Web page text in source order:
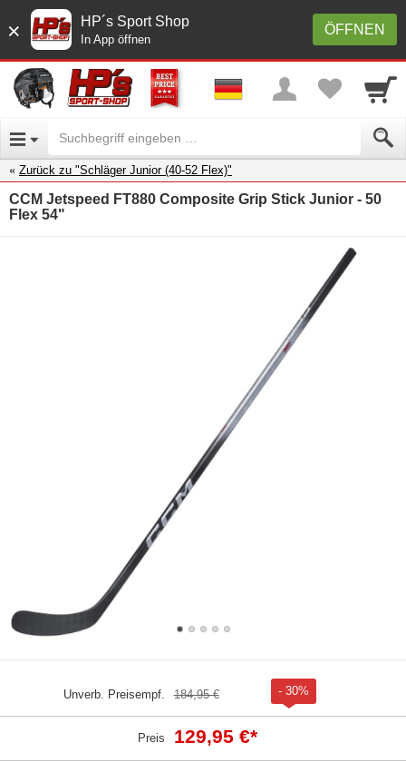
× ÖFFNEN
HP´s Sport Shop
In App öffnen
Zurück zu "Schläger Junior (40-52 Flex)"
CCM Jetspeed FT880 Composite Grip Stick Junior - 50
Flex 54"
Unverb. Preisempf. 184,95 € - 30%
Preis 129,95 €*